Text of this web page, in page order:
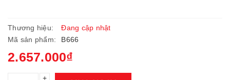
Thương hiệu:
Đang cập nhật
Mã sản phẩm:
B666
2.657.000₫
+